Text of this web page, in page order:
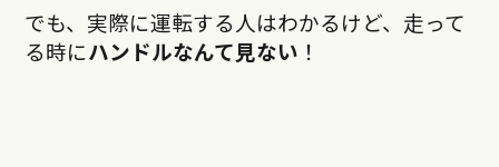
でも、実際に運転する人はわかるけど、走って
る時にハンドルなんて見ない ！